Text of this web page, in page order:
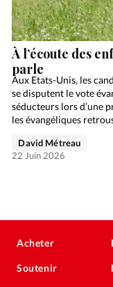
À l’écoute des
parle
Aux Etats-Unis, les
se disputent le vote
séducteurs lors d’une
les évangéliques
David Métreau
22 Juin 2026
Acheter
Soutenir